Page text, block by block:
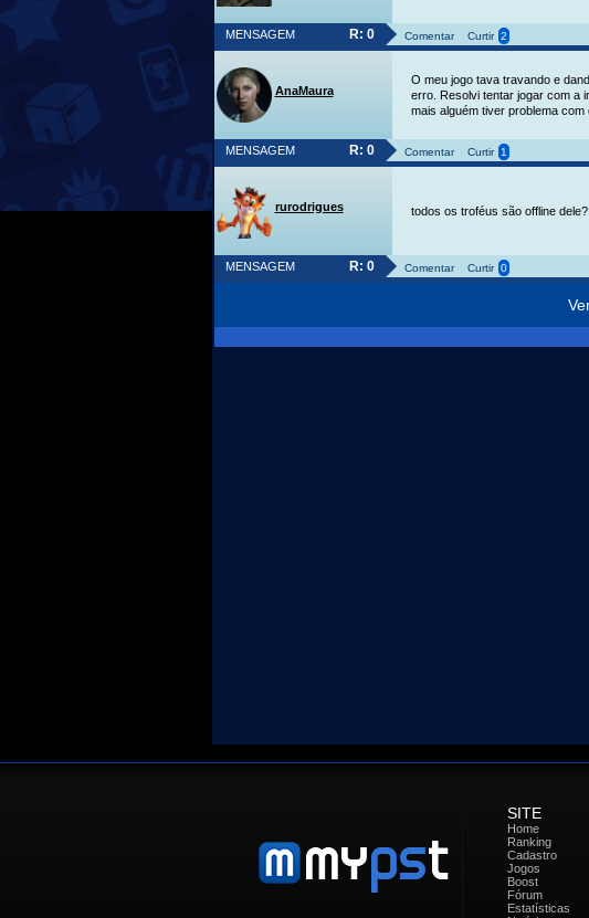
MENSAGEM R: 0 Comentar Curtir 2
AnaMaura
O meu jogo tava travando e
erro. Resolvi tentar jogar com a
mais alguém tiver problema com
MENSAGEM R: 0 Comentar Curtir 1
rurodrigues todos os troféus são offline dele?
MENSAGEM R: 0 Comentar Curtir 0
SITE
Home
Ranking
Cadastro
Jogos
Boost
Fórum
Estatísticas